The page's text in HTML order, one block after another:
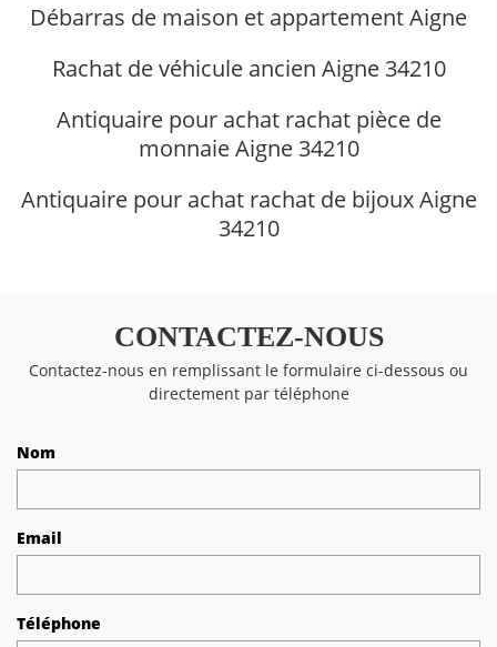
Débarras de maison et appartement Aigne
Rachat de véhicule ancien Aigne 34210
Antiquaire pour achat rachat pièce de
monnaie Aigne 34210
Antiquaire pour achat rachat de bijoux Aigne
34210
CONTACTEZ-NOUS
Contactez-nous en remplissant le formulaire ci-dessous ou
directement par téléphone
Nom
Email
Téléphone